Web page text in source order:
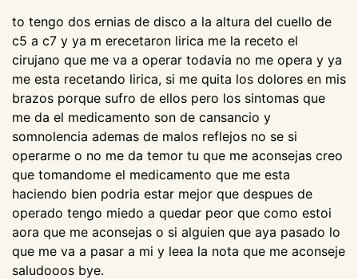
to tengo dos ernias de disco a la altura del cuello de
c5 a c7 y ya m erecetaron lirica me la receto el
cirujano que me va a operar todavia no me opera y ya
me esta recetando lirica, si me quita los dolores en mis
brazos porque sufro de ellos pero los sintomas que
me da el medicamento son de cansancio y
somnolencia ademas de malos reflejos no se si
operarme o no me da temor tu que me aconsejas creo
que tomandome el medicamento que me esta
haciendo bien podria estar mejor que despues de
operado tengo miedo a quedar peor que como estoi
aora que me aconsejas o si alguien que aya pasado lo
que me va a pasar a mi y leea la nota que me aconseje
saludooos bye.